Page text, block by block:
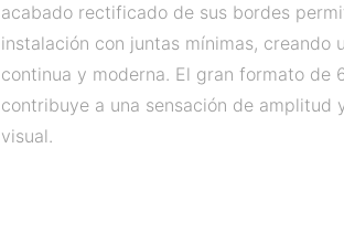
acabado rectificado de sus bordes
instalación con juntas mínimas, creando
continua y moderna. El gran formato de
contribuye a una sensación de amplitud
visual.